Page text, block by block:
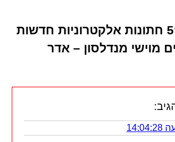
7 תגובות על “5 חתונות אלקטרוניות חדשות
מוישי מנדלסון – אדר